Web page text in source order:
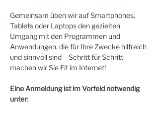
Gemeinsam üben wir auf Smartphones,
Tablets oder Laptops den gezielten
Umgang mit den Programmen und
Anwendungen, die für Ihre Zwecke hilfreich
und sinnvoll sind – Schritt für Schritt
machen wir Sie Fit im Internet!
Eine Anmeldung ist im Vorfeld notwendig
unter: